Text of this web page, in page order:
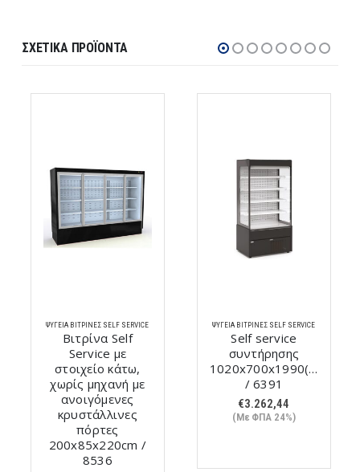
ΣΧΕΤΙΚΆ ΠΡΟΪΌΝΤΑ
ΨΥΓΕΊΑ ΒΙΤΡΊΝΕΣ SELF SERVICE
Βιτρίνα Self
Service με
στοιχείο κάτω,
χωρίς μηχανή με
ανοιγόμενες
κρυστάλλινες
πόρτες
200x85x220cm /
8536
ΨΥΓΕΊΑ ΒΙΤΡΊΝΕΣ SELF SERVICE
Self service
συντήρησης
1020x700x1990(h)mm
/ 6391
€3.262,44
(Με ΦΠΑ 24%)